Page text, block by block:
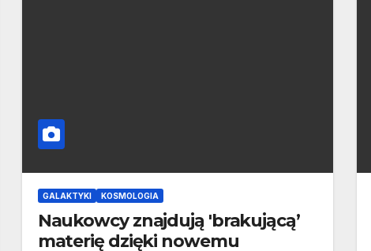
GALAKTYKI KOSMOLOGIA
Naukowcy znajdują 'brakującą’
materię dzięki nowemu